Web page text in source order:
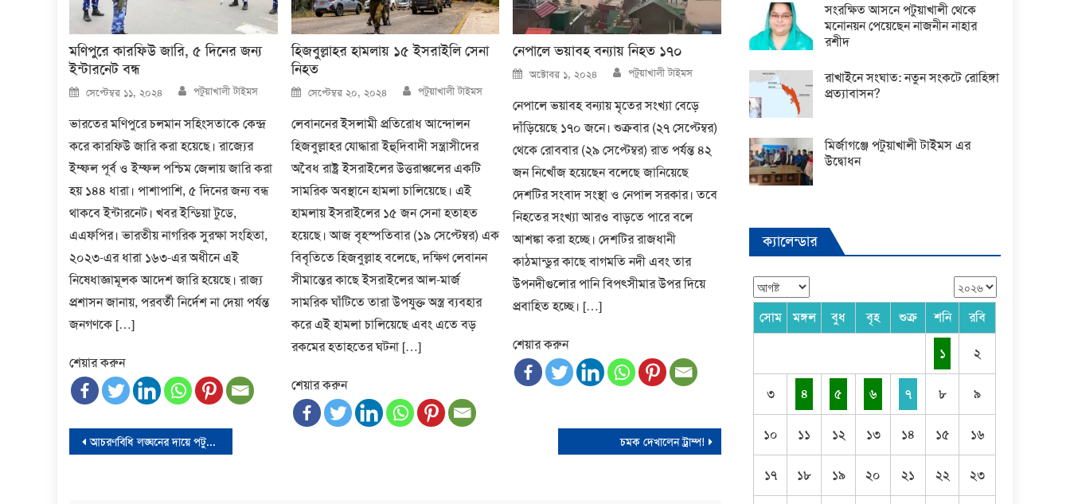
মণিপুরে কারফিউ জারি, ৫ দিনের জন্য
ইন্টারনেট বন্ধ
Posted
on
সেপ্টেম্বর ১১, ২০২৪ Author
পটুয়াখালী টাইমস
ভারতের মণিপুরে চলমান সহিংসতাকে কেন্দ্র
করে কারফিউ জারি করা হয়েছে। রাজ্যের
ইম্ফল পূর্ব ও ইম্ফল পশ্চিম জেলায় জারি করা
হয় ১৪৪ ধারা। পাশাপাশি, ৫ দিনের জন্য বন্ধ
থাকবে ইন্টারনেট। খবর ইন্ডিয়া টুডে,
এএফপির। ভারতীয় নাগরিক সুরক্ষা সংহিতা,
২০২৩-এর ধারা ১৬৩-এর অধীনে এই
নিষেধাজ্ঞামূলক আদেশ জারি হয়েছে। রাজ্য
প্রশাসন জানায়, পরবর্তী নির্দেশ না দেয়া পর্যন্ত
জনগণকে […]
শেয়ার করুন
হিজবুল্লাহর হামলায় ১৫ ইসরাইলি সেনা
নিহত
Posted
on
সেপ্টেম্বর ২০, ২০২৪ Author
পটুয়াখালী টাইমস
লেবাননের ইসলামী প্রতিরোধ আন্দোলন
হিজবুল্লাহর যোদ্ধারা ইহুদিবাদী সন্ত্রাসীদের
অবৈধ রাষ্ট্র ইসরাইলের উত্তরাঞ্চলের একটি
সামরিক অবস্থানে হামলা চালিয়েছে। এই
হামলায় ইসরাইলের ১৫ জন সেনা হতাহত
হয়েছে। আজ বৃহস্পতিবার (১৯ সেপ্টেম্বর) এক
বিবৃতিতে হিজবুল্লাহ বলেছে, দক্ষিণ লেবানন
সীমান্তের কাছে ইসরাইলের আল-মার্জ
সামরিক ঘাঁটিতে তারা উপযুক্ত অস্ত্র ব্যবহার
করে এই হামলা চালিয়েছে এবং এতে বড়
রকমের হতাহতের ঘটনা […]
শেয়ার করুন
নেপালে ভয়াবহ বন্যায় নিহত ১৭০
Posted
on
অক্টোবর ১, ২০২৪ Author
পটুয়াখালী টাইমস
নেপালে ভয়াবহ বন্যায় মৃতের সংখ্যা বেড়ে
দাঁড়িয়েছে ১৭০ জনে। শুক্রবার (২৭ সেপ্টেম্বর)
থেকে রোববার (২৯ সেপ্টেম্বর) রাত পর্যন্ত ৪২
জন নিখোঁজ হয়েছেন বলেছে জানিয়েছে
দেশটির সংবাদ সংস্থা ও নেপাল সরকার। তবে
নিহতের সংখ্যা আরও বাড়তে পারে বলে
আশঙ্কা করা হচ্ছে। দেশটির রাজধানী
কাঠমান্ডুর কাছে বাগমতি নদী এবং তার
উপনদীগুলোর পানি বিপৎসীমার উপর দিয়ে
প্রবাহিত হচ্ছে। […]
শেয়ার করুন
Post
আচরণবিধি লঙ্ঘনের দায়ে পটুয়াখালী মেয়র প্রার্থীকে শোকজ চমক দেখালেন ট্রাম্প!
সংরক্ষিত আসনে পটুয়াখালী থেকে
মনোনয়ন পেয়েছেন নাজনীন নাহার
রশীদ
রাখাইনে সংঘাত: নতুন সংকটে রোহিঙ্গা
প্রত্যাবাসন?
মির্জাগঞ্জে পটুয়াখালী টাইমস এর
উদ্বোধন
ক্যালেন্ডার
সোম মঙ্গল বুধ বৃহ শুক্র শনি রবি
১ ২
৩ ৪ ৫ ৬ ৭ ৮ ৯
১০ ১১ ১২ ১৩ ১৪ ১৫ ১৬
১৭ ১৮ ১৯ ২০ ২১ ২২ ২৩